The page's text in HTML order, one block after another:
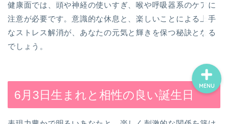
健康面では、頭や神経の使いすぎ、喉や呼吸器系のケアに
注意が必要です。意識的な休息と、楽しいことによる上手
なストレス解消が、あなたの元気と輝きを保つ秘訣となる
でしょう。
6月3日生まれと相性の良い誕生日
MENU
プロフィール